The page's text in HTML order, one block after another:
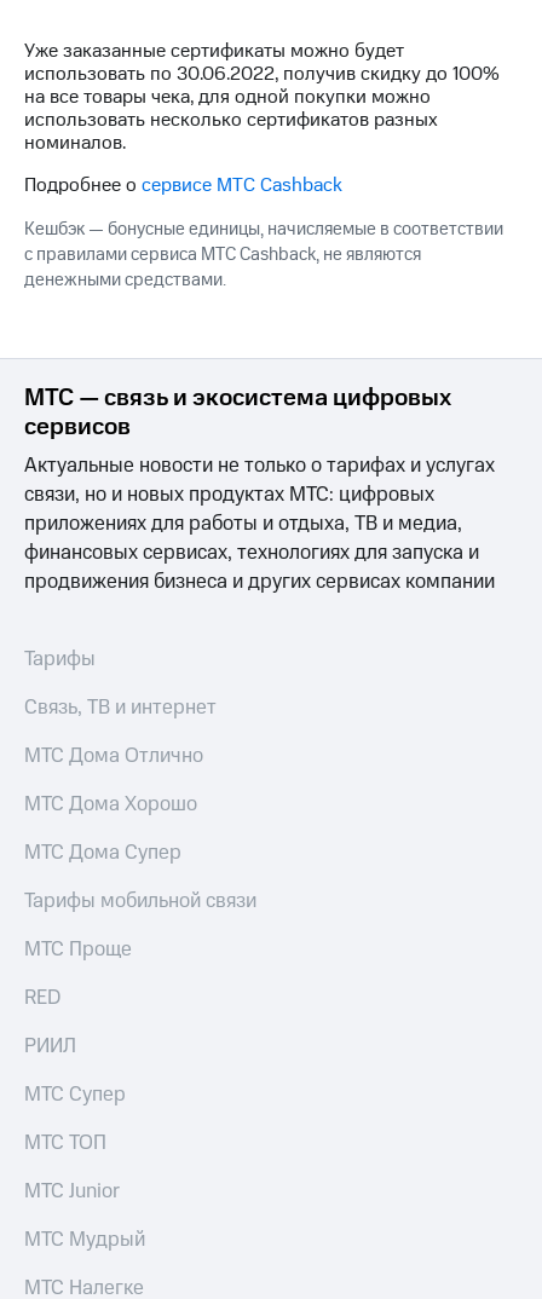
для
иностранцев
Оформить
чистый
Выбрать
красивый
номер
карту
Перейти
на
Для дома
Выберите
и подключите
ТВ
с выгодным
Интернет,
ТВ и телефон
для дома
Услуги
Акции
Домашний
Перейти
в МТС
со своим
Поддержка
ТВ
с выгодным
тарифом
Интернет,
ТВ и телефон
для дома
кабинет
интернета
ТВ
Личный
кабинет
спутникового
ТВ
Скачать
Видеонаблюдение
для дома
149 ₽/
мес
МТС
Premium
Подписка
другое
Семейная
Скидка
на тарифы,
общие
Уже заказанные сертификаты можно будет
использовать по 30.06.2022, получив скидку до 100%
на все товары чека, для одной покупки можно
использовать несколько сертификатов разных
номиналов.
Подробнее о сервисе МТС Cashback
Кешбэк — бонусные единицы, начисляемые в соответствии
с правилами сервиса МТС Cashback, не являются
денежными средствами.
МТС — связь и экосистема цифровых
сервисов
Актуальные новости не только о тарифах и услугах
связи, но и новых продуктах МТС: цифровых
приложениях для работы и отдыха, ТВ и медиа,
финансовых сервисах, технологиях для запуска и
продвижения бизнеса и других сервисах компании
Тарифы
Связь, ТВ и интернет
МТС Дома Отлично
МТС Дома Хорошо
МТС Дома Супер
Тарифы мобильной связи
МТС Проще
RED
РИИЛ
МТС Супер
МТС ТОП
МТС Junior
МТС Мудрый
МТС Налегке